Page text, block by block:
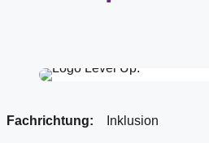
Fachrichtung: Inklusion